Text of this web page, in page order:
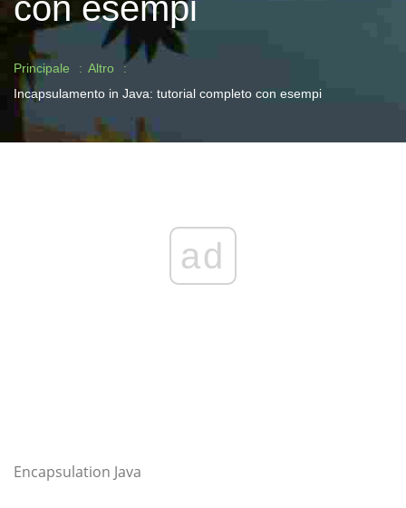
con esempi
Principale
Altro
Incapsulamento in Java: tutorial completo con esempi
ad
Encapsulation Java